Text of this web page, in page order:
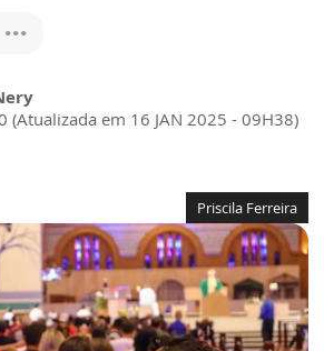
(Atualizada em 16 JAN 2025 - 09H38)
Priscila Ferreira